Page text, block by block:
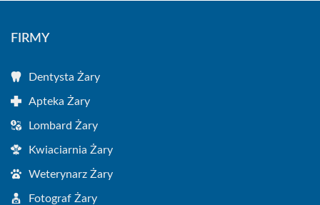
FIRMY
Dentysta Żary
Apteka Żary
Lombard Żary
Kwiaciarnia Żary
Weterynarz Żary
Fotograf Żary